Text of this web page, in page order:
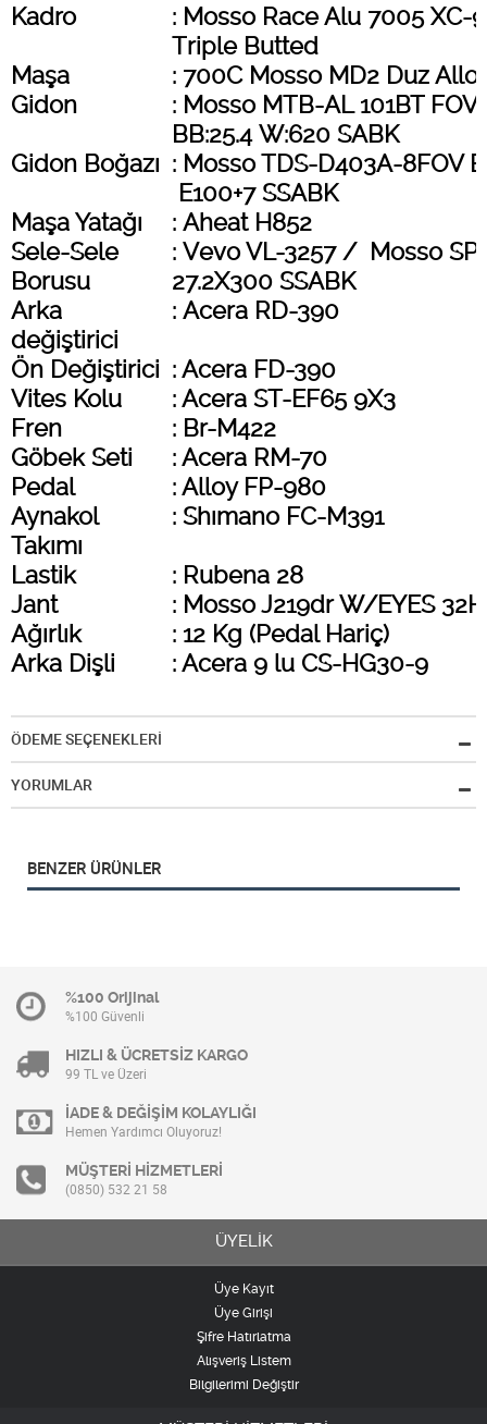
Kadro
: Mosso Race Alu 7005 XC-
Triple Butted
Maşa
: 700C Mosso MD2 Duz
Gidon
: Mosso MTB-AL 101BT FOV
BB:25.4 W:620 SABK
Gidon Boğazı : Mosso TDS-D403A-8FOV
E100+7 SSABK
Maşa Yatağı
: Aheat H852
Sele-Sele
Borusu
: Vevo VL-3257 / Mosso
27.2X300 SSABK
Arka
değiştirici
: Acera RD-390
Ön Değiştirici : Acera FD-390
Vites Kolu
: Acera ST-EF65 9X3
Fren
: Br-M422
Göbek Seti
: Acera RM-70
Pedal
: Alloy FP-980
Aynakol
Takımı
: Shımano FC-M391
Lastik
: Rubena 28
Jant
: Mosso J219dr W/EYES 32H
Ağırlık
: 12 Kg (Pedal Hariç)
Arka Dişli
: Acera 9 lu CS-HG30-9
ÖDEME SEÇENEKLERİ
YORUMLAR
BENZER ÜRÜNLER
%100 Orijinal
%100 Güvenli
HIZLI & ÜCRETSİZ KARGO
99 TL ve Üzeri
İADE & DEĞİŞİM KOLAYLIĞI
Hemen Yardımcı Oluyoruz!
MÜŞTERİ HİZMETLERİ
(0850) 532 21 58
ÜYELİK
Üye Kayıt
Üye Girişi
Şifre Hatırlatma
Alışveriş Listem
Bilgilerimi Değiştir